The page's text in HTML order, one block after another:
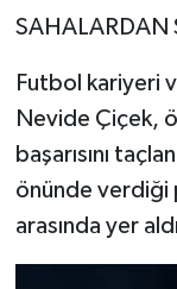
SAHALARDAN
Futbol kariyeri
Nevide Çiçek,
başarısını
önünde verdiği
arasında yer